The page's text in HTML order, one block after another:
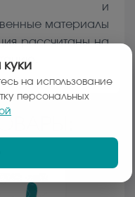
и
материалы
рассчитаны на
на использование
персональных